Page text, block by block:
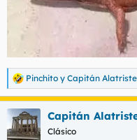
R
e
a
c
c
Pinchito y Capitán Alatriste
Capitán
Clásico